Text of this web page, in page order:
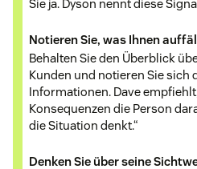
Sie ja. Dyson nennt diese
Notieren Sie, was Ihnen
Behalten Sie den Überblick
Kunden und notieren Sie sich
Informationen. Dave
Konsequenzen die Person
die Situation denkt.“
Denken Sie über seine